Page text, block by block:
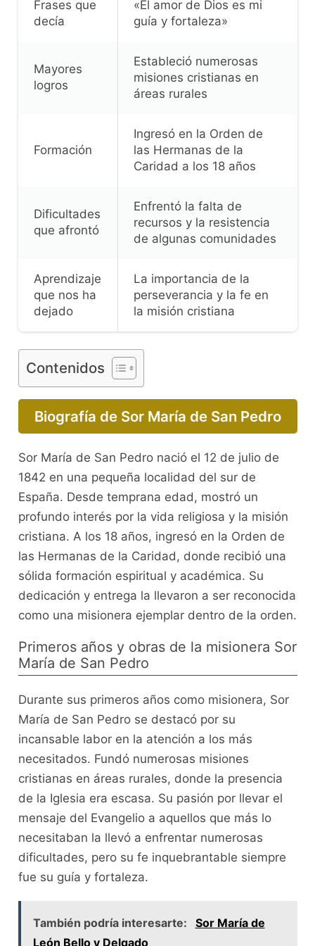
Frases que
decía
«El amor de Dios es mi
guía y fortaleza»
Mayores
logros
Estableció numerosas
misiones cristianas en
áreas rurales
Formación
Ingresó en la Orden de
las Hermanas de la
Caridad a los 18 años
Dificultades
que afrontó
Enfrentó la falta de
recursos y la resistencia
de algunas comunidades
Aprendizaje
que nos ha
dejado
La importancia de la
perseverancia y la fe en
la misión cristiana
Contenidos
Biografía de Sor María de San Pedro
Sor María de San Pedro nació el 12 de julio de
1842 en una pequeña localidad del sur de
España. Desde temprana edad, mostró un
profundo interés por la vida religiosa y la misión
cristiana. A los 18 años, ingresó en la Orden de
las Hermanas de la Caridad, donde recibió una
sólida formación espiritual y académica. Su
dedicación y entrega la llevaron a ser reconocida
como una misionera ejemplar dentro de la orden.
Primeros años y obras de la misionera Sor
María de San Pedro
Durante sus primeros años como misionera, Sor
María de San Pedro se destacó por su
incansable labor en la atención a los más
necesitados. Fundó numerosas misiones
cristianas en áreas rurales, donde la presencia
de la Iglesia era escasa. Su pasión por llevar el
mensaje del Evangelio a aquellos que más lo
necesitaban la llevó a enfrentar numerosas
dificultades, pero su fe inquebrantable siempre
fue su guía y fortaleza.
También podría interesarte:
Sor María de
León Bello y Delgado